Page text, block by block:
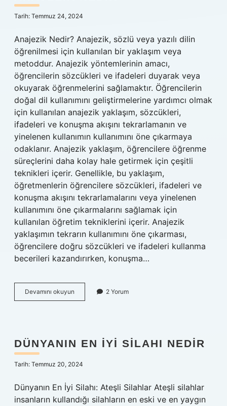
Tarih: Temmuz 24, 2024
Anajezik Nedir? Anajezik, sözlü veya yazılı dilin
öğrenilmesi için kullanılan bir yaklaşım veya
metoddur. Anajezik yöntemlerinin amacı,
öğrencilerin sözcükleri ve ifadeleri duyarak veya
okuyarak öğrenmelerini sağlamaktır. Öğrencilerin
doğal dil kullanımını geliştirmelerine yardımcı olmak
için kullanılan anajezik yaklaşım, sözcükleri,
ifadeleri ve konuşma akışını tekrarlamanın ve
yinelenen kullanımın kullanımını öne çıkarmaya
odaklanır. Anajezik yaklaşım, öğrencilere öğrenme
süreçlerini daha kolay hale getirmek için çeşitli
teknikleri içerir. Genellikle, bu yaklaşım,
öğretmenlerin öğrencilere sözcükleri, ifadeleri ve
konuşma akışını tekrarlamalarını veya yinelenen
kullanımını öne çıkarmalarını sağlamak için
kullanılan öğretim tekniklerini içerir. Anajezik
yaklaşımın tekrarın kullanımını öne çıkarması,
öğrencilere doğru sözcükleri ve ifadeleri kullanma
becerileri kazandırırken, konuşma…
Devamını okuyun Anajezik
nedir
2 Yorum
DÜNYANIN EN IYI SILAHI NEDIR
Tarih: Temmuz 20, 2024
Dünyanın En İyi Silahı: Ateşli Silahlar Ateşli silahlar
insanların kullandığı silahların en eski ve en yaygın